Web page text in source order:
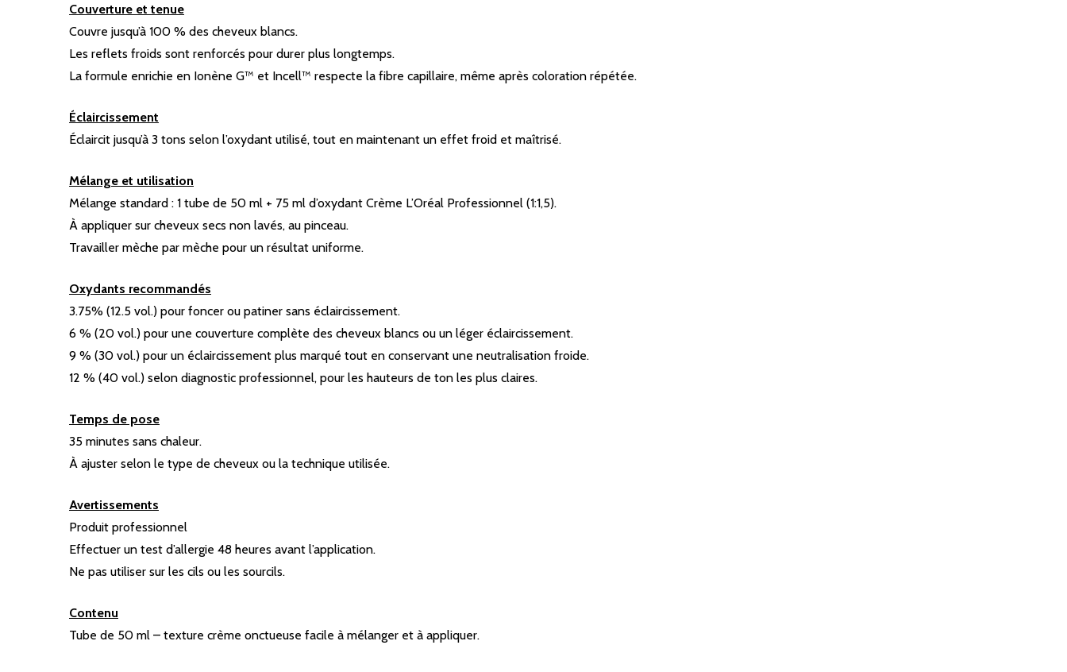
Couverture et tenue
Couvre jusqu’à 100 % des cheveux blancs.
Les reflets froids sont renforcés pour durer plus longtemps.
La formule enrichie en Ionène G™ et Incell™ respecte la fibre capillaire, même après coloration répétée.
Éclaircissement
Éclaircit jusqu’à 3 tons selon l’oxydant utilisé, tout en maintenant un effet froid et maîtrisé.
Mélange et utilisation
Mélange standard : 1 tube de 50 ml + 75 ml d’oxydant Crème L’Oréal Professionnel (1:1,5).
À appliquer sur cheveux secs non lavés, au pinceau.
Travailler mèche par mèche pour un résultat uniforme.
Oxydants recommandés
3.75% (12.5 vol.) pour foncer ou patiner sans éclaircissement.
6 % (20 vol.) pour une couverture complète des cheveux blancs ou un léger éclaircissement.
9 % (30 vol.) pour un éclaircissement plus marqué tout en conservant une neutralisation froide.
12 % (40 vol.) selon diagnostic professionnel, pour les hauteurs de ton les plus claires.
Temps de pose
35 minutes sans chaleur.
À ajuster selon le type de cheveux ou la technique utilisée.
Avertissements
Produit professionnel
Effectuer un test d’allergie 48 heures avant l’application.
Ne pas utiliser sur les cils ou les sourcils.
Contenu
Tube de 50 ml – texture crème onctueuse facile à mélanger et à appliquer.